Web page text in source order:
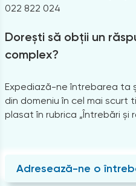
022 822 024
Dorești să obții un
complex?
Expediază-ne întrebarea ta
din domeniu în cel mai scurt
plasat în rubrica „Întrebări și
Adresează-ne o